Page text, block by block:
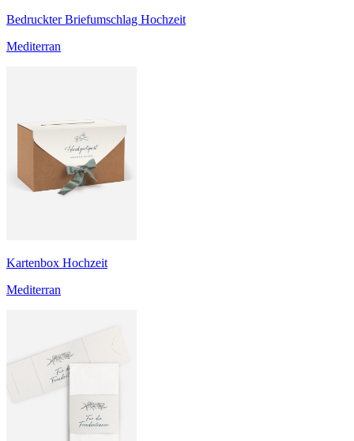
Bedruckter Briefumschlag Hochzeit
Mediterran
Kartenbox Hochzeit
Mediterran